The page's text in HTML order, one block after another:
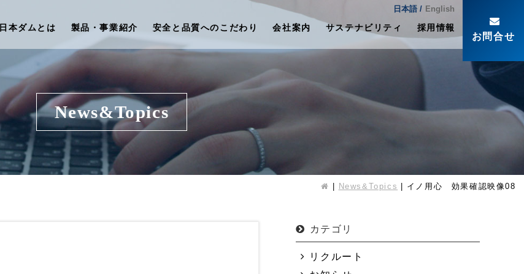
日本ダムとは 製品・事業紹介 安全と品質へのこだわり 会社案内 サステナビリティ 採用情報
日本語 / English
お問合せ
News&Topics
News&Topics イノ用心 効果確認映像08
カテゴリ
リクルート